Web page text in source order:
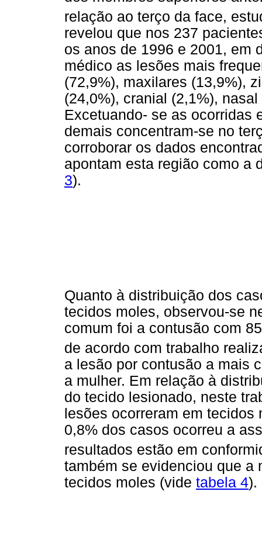
relação ao terço da face,
revelou que nos 237
os anos de 1996 e 2001, em
médico as lesões mais
(72,9%), maxilares (13,9%),
(24,0%), cranial (2,1%),
Excetuando- se as ocorridas
demais concentram-se no
corroborar os dados
apontam esta região como a
3).
Quanto à distribuição dos
tecidos moles, observou-se
comum foi a contusão com
de acordo com trabalho
a lesão por contusão a mais
a mulher. Em relação à
do tecido lesionado, neste
lesões ocorreram em tecidos
0,8% dos casos ocorreu a
resultados estão em
também se evidenciou que a
tecidos moles (vide tabela 4).